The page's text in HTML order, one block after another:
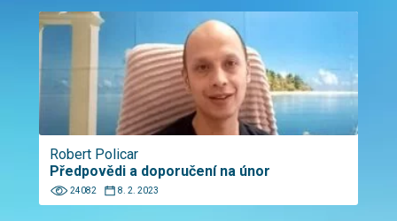
Robert Policar
Předpovědi a doporučení na únor
24082 8. 2. 2023